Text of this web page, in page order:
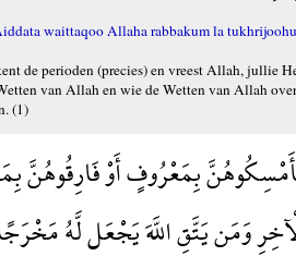
waittaqoo Allaha rabbakum la
de perioden (precies) en vreest Allah, jullie
van Allah en wie de Wetten van Allah
(1)
بِمَعْرُوفٍ أَوْ فَارِقُوهُنَّ
وَمَن يَتَّقِ اللَّهَ يَجْعَل لَّهُ